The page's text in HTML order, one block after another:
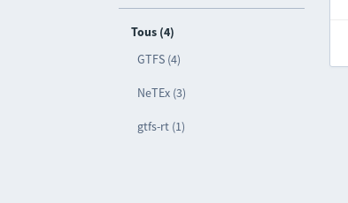
Tous (4)
GTFS (4)
NeTEx (3)
gtfs-rt (1)